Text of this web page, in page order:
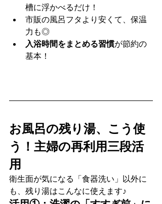
槽に浮かべるだけ！
市販の風呂フタより安くて、保温
力も◎
入浴時間をまとめる習慣が節約の
基本！
お風呂の残り湯、こう使
う！主婦の再利用三段活
用
衛生面が気になる「食器洗い」以外に
も、残り湯はこんなに使えます♪